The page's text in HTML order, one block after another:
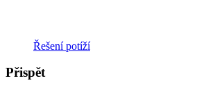
Řešení potíží
Přispět